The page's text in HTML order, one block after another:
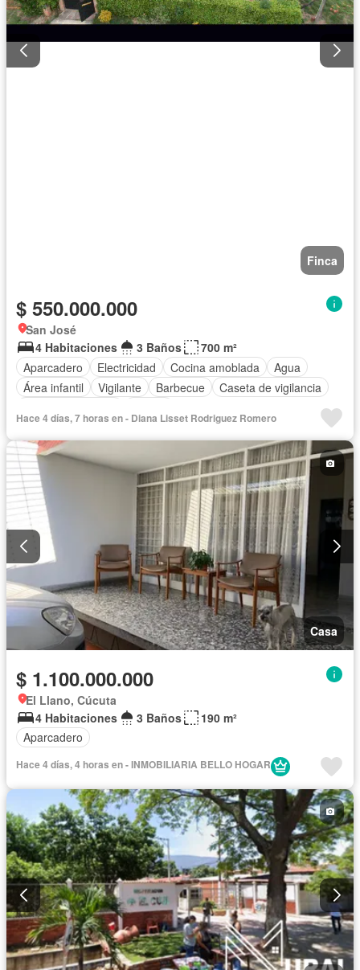
Finca
$ 550.000.000
San José
4 Habitaciones
3 Baños
700 m²
Aparcadero
Electricidad Cocina amoblada
Agua
Área infantil
Vigilante Barbecue
Caseta de vigilancia
Hace 4 días, 7 horas en - Diana Lisset Rodriguez Romero
Casa
$ 1.100.000.000
El Llano, Cúcuta
4 Habitaciones
3 Baños
190 m²
Aparcadero
Hace 4 días, 4 horas en - INMOBILIARIA BELLO HOGAR